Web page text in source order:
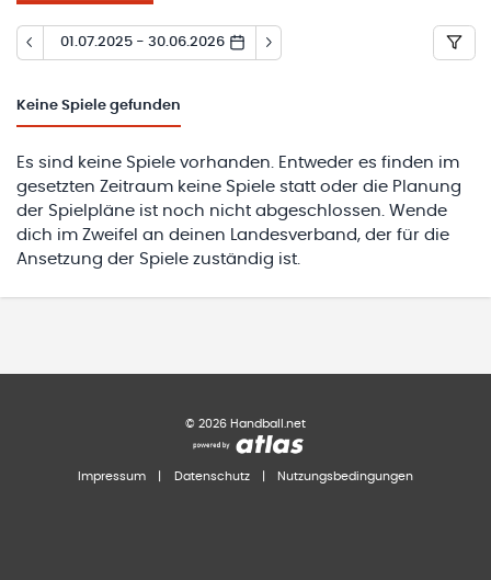
01.07.2025 - 30.06.2026
Keine Spiele gefunden
Es sind keine Spiele vorhanden. Entweder es finden im
gesetzten Zeitraum keine Spiele statt oder die Planung
der Spielpläne ist noch nicht abgeschlossen. Wende
dich im Zweifel an deinen Landesverband, der für die
Ansetzung der Spiele zuständig ist.
© 2026 Handball.net
Impressum Datenschutz Nutzungsbedingungen